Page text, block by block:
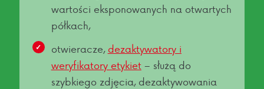
wartości eksponowanych na otwartych
półkach,
otwieracze, dezaktywatory i
weryfikatory etykiet– służą do
szybkiego zdjęcia, dezaktywowania